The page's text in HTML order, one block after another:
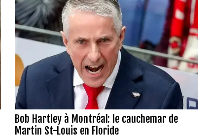
Bob Hartley à Montréal: le cauchemar de
Martin St-Louis en Floride